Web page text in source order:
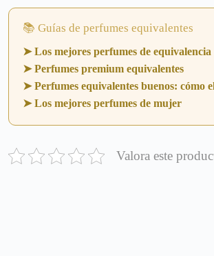
📚 Guías de perfumes equivalentes
➤ Los mejores perfumes de equivalencia
➤ Perfumes premium equivalentes
➤ Perfumes equivalentes buenos: cómo
➤ Los mejores perfumes de mujer
Valora este